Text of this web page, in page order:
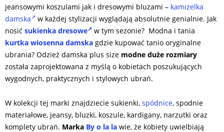
jeansowymi koszulami jak i dresowymi bluzami – kamizelka
damska
w każdej stylizacji wyglądają absolutnie genialnie. Jak
nosić sukienka dresowe
w tym sezonie? Modna i tania
kurtka wiosenna damska gdzie kupować tanio oryginalne
ubrania? Odzież damska plus size modne duże rozmiary
została zaprojektowana z myślą o kobietach poszukujących
wygodnych, praktycznych i stylowych ubrań.
W kolekcji tej marki znajdziecie sukienki, spódnice, spodnie
materiałowe, jeansy, bluzki, koszule, kardigany, narzutki oraz
komplety ubrań. Marka By o la la wie, że kobiety uwielbiają